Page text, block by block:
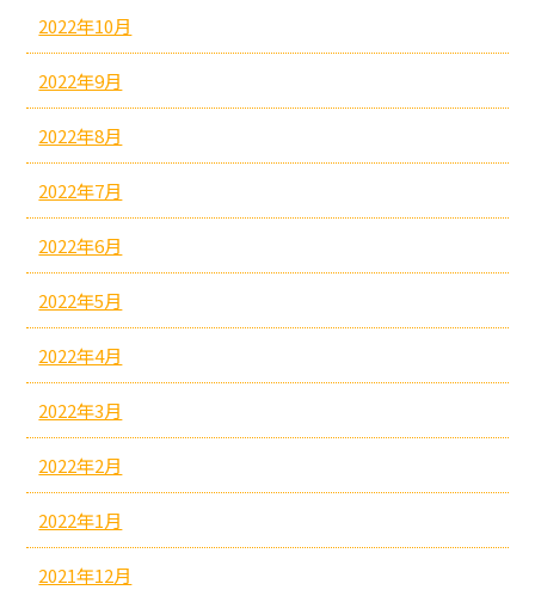
2022年10月
2022年9月
2022年8月
2022年7月
2022年6月
2022年5月
2022年4月
2022年3月
2022年2月
2022年1月
2021年12月